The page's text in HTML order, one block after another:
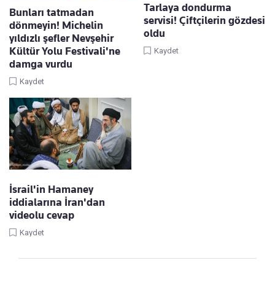
Bunları tatmadan
dönmeyin! Michelin
yıldızlı şefler Nevşehir
Kültür Yolu Festivali'ne
damga vurdu
Kaydet
Tarlaya dondurma
servisi! Çiftçilerin gözdesi
oldu
Kaydet
İsrail'in Hamaney
iddialarına İran'dan
videolu cevap
Kaydet